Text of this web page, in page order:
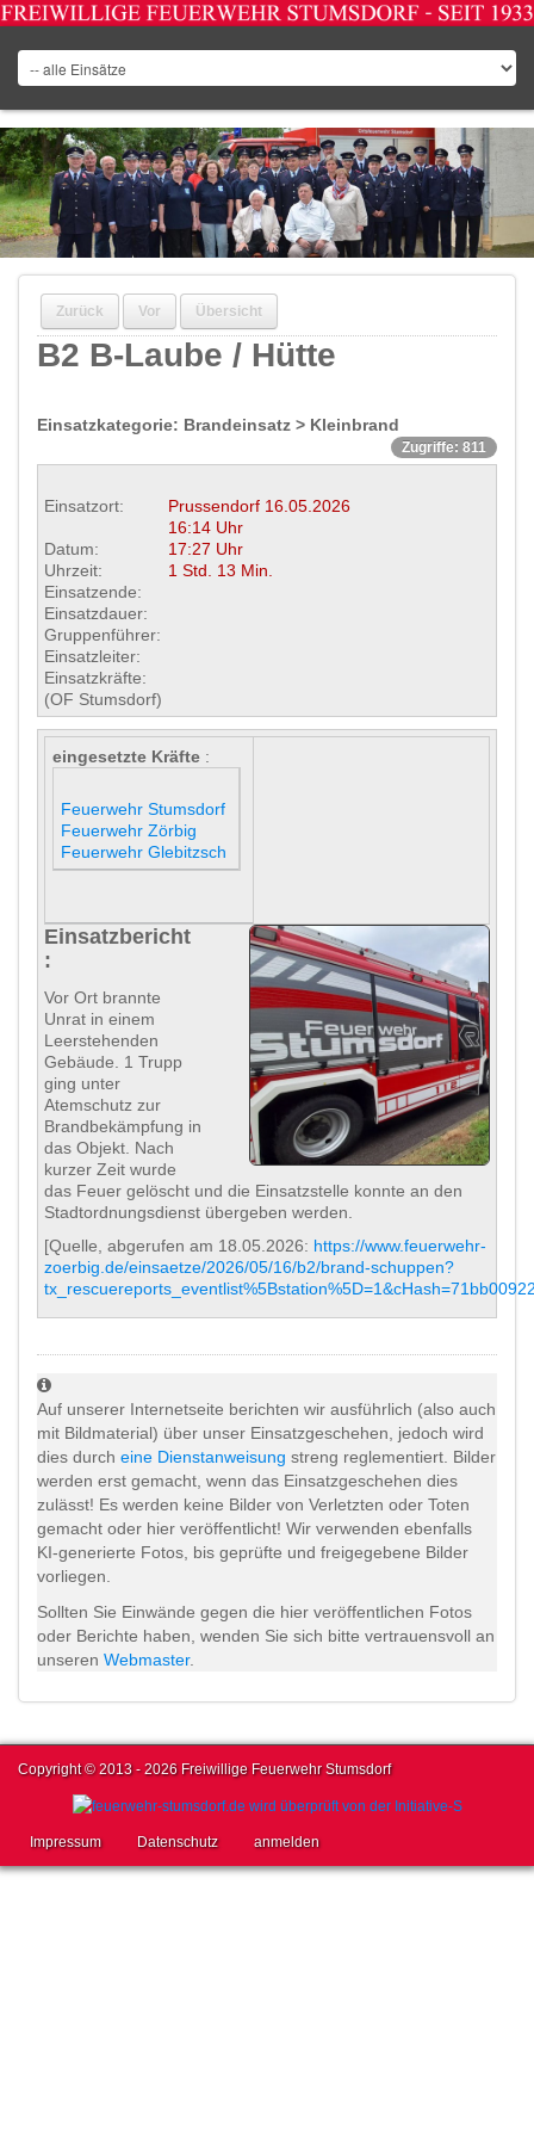
Zurück Vor Übersicht
B2 B-Laube / Hütte
Einsatzkategorie: Brandeinsatz > Kleinbrand
Zugriffe: 811
Einsatzort:
Datum:
Uhrzeit:
Einsatzende:
Einsatzdauer:
Gruppenführer:
Einsatzleiter:
Einsatzkräfte:
(OF Stumsdorf)
Prussendorf 16.05.2026
16:14 Uhr
17:27 Uhr
1 Std. 13 Min.
eingesetzte Kräfte :
Feuerwehr Stumsdorf
Feuerwehr Zörbig
Feuerwehr Glebitzsch
Einsatzbericht
:
Vor Ort brannte
Unrat in einem
Leerstehenden
Gebäude. 1 Trupp
ging unter
Atemschutz zur
Brandbekämpfung in
das Objekt. Nach
kurzer Zeit wurde
das Feuer gelöscht und die Einsatzstelle konnte an den
Stadtordnungsdienst übergeben werden.
[Quelle, abgerufen am 18.05.2026: https://www.feuerwehr-
zoerbig.de/einsaetze/2026/05/16/b2/brand-schuppen?
Auf unserer Internetseite berichten wir ausführlich (also auch
mit Bildmaterial) über unser Einsatzgeschehen, jedoch wird
dies durch eine Dienstanweisung streng reglementiert. Bilder
werden erst gemacht, wenn das Einsatzgeschehen dies
zulässt! Es werden keine Bilder von Verletzten oder Toten
gemacht oder hier veröffentlicht! Wir verwenden ebenfalls
KI-generierte Fotos, bis geprüfte und freigegebene Bilder
vorliegen.
Sollten Sie Einwände gegen die hier veröffentlichen Fotos
oder Berichte haben, wenden Sie sich bitte vertrauensvoll an
unseren Webmaster.
Copyright © 2013 - 2026 Freiwillige Feuerwehr Stumsdorf
Impressum Datenschutz anmelden